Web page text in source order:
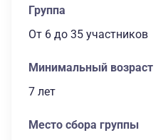
Группа
От 6 до 35 участников
Минимальный возраст
7 лет
Место сбора группы